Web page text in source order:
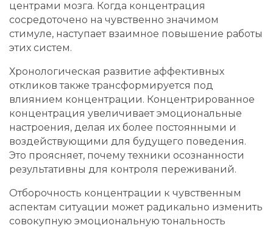
центрами мозга. Когда концентрация
сосредоточено на чувственно значимом
стимуле, наступает взаимное повышение работы
этих систем.
Хронологическая развитие аффективных
откликов также трансформируется под
влиянием концентрации. Концентрированное
концентрация увеличивает эмоциональные
настроения, делая их более постоянными и
воздействующими для будущего поведения.
Это проясняет, почему техники осознанности
результативны для контроля переживаний.
Отборочность концентрации к чувственным
аспектам ситуации может радикально изменить
совокупную эмоциональную тональность